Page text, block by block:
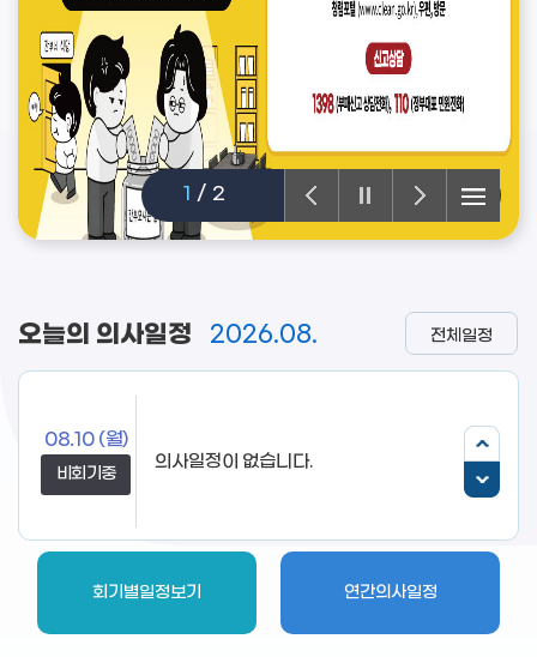
2 /2
오늘의 의사일정 2026.08.
08.10 (월)
비회기중
의사일정이 없습니다.
회기별일정보기 연간의사일정
전체일정